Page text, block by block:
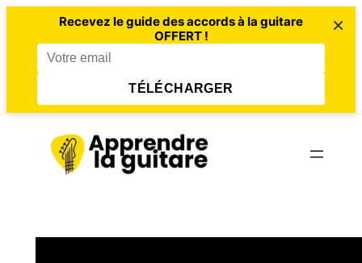
Recevez le guide des accords à la guitare
OFFERT !
TÉLÉCHARGER
×
contenu